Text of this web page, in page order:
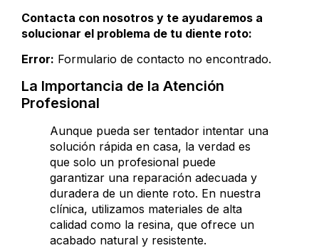
Contacta con nosotros y te ayudaremos a
solucionar el problema de tu diente roto:
Error: Formulario de contacto no encontrado.
La Importancia de la Atención
Profesional
Aunque pueda ser tentador intentar una
solución rápida en casa, la verdad es
que solo un profesional puede
garantizar una reparación adecuada y
duradera de un diente roto. En nuestra
clínica, utilizamos materiales de alta
calidad como la resina, que ofrece un
acabado natural y resistente.